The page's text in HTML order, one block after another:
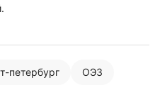
петербург ОЭЗ
вы